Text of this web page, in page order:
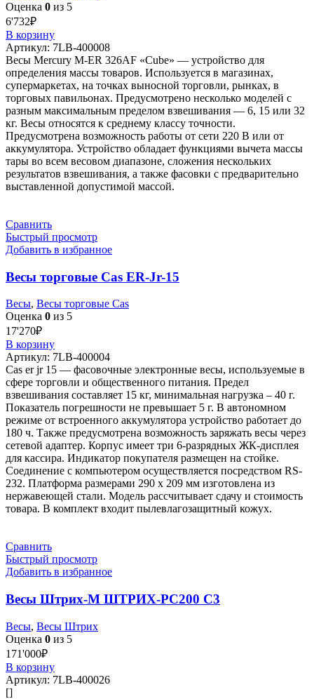
Оценка 0 из 5
6'732₽
В корзину
Артикул: 7LB-400008
Весы Mercury M-ER 326AF «Cube» — устройство для
определения массы товаров. Используется в магазинах,
супермаркетах, на точках выносной торговли, рынках, в
торговых павильонах. Предусмотрено несколько моделей с
разным максимальным пределом взвешивания — 6, 15 или 32
кг. Весы относятся к среднему классу точности.
Предусмотрена возможность работы от сети 220 В или от
аккумулятора. Устройство обладает функциями вычета массы
тары во всем весовом диапазоне, сложения нескольких
результатов взвешивания, а также фасовки с предварительно
выставленной допустимой массой.
Сравнить
Быстрый просмотр
Добавить в избранное
Весы торговые Cas ER-Jr-15
Весы, Весы торговые Cas
Оценка 0 из 5
17'270₽
В корзину
Артикул: 7LB-400004
Cas er jr 15 — фасовочные электронные весы, используемые в
сфере торговли и общественного питания. Предел
взвешивания составляет 15 кг, минимальная нагрузка – 40 г.
Показатель погрешности не превышает 5 г. В автономном
режиме от встроенного аккумулятора устройство работает до
180 ч. Также предусмотрена возможность заряжать весы через
сетевой адаптер. Корпус имеет три 6-разрядных ЖК-дисплея
для кассира. Индикатор покупателя размещен на стойке.
Соединение с компьютером осуществляется посредством RS-
232. Платформа размерами 290 х 209 мм изготовлена из
нержавеющей стали. Модель рассчитывает сдачу и стоимость
товара. В комплект входит пылевлагозащитный кожух.
Сравнить
Быстрый просмотр
Добавить в избранное
Весы Штрих-М ШТРИХ-PC200 C3
Весы, Весы Штрих
Оценка 0 из 5
171'000₽
В корзину
Артикул: 7LB-400026
[]